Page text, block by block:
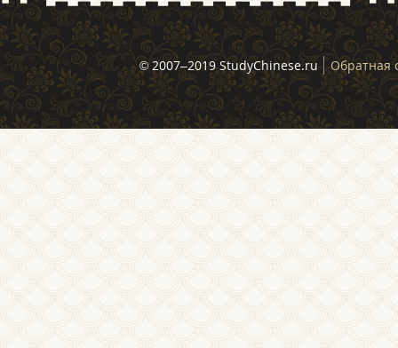
© 2007–2019 StudyChinese.ru Обратная